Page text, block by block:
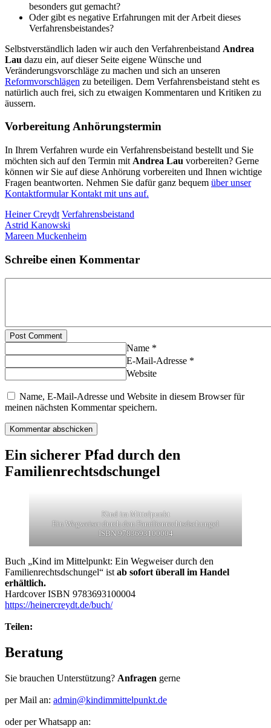
besonders gut gemacht?
Oder gibt es negative Erfahrungen mit der Arbeit dieses
Verfahrensbeistandes?
Selbstverständlich laden wir auch den Verfahrenbeistand Andrea
Lau dazu ein, auf dieser Seite eigene Wünsche und
Veränderungsvorschläge zu machen und sich an unseren
Reformvorschlägen zu beteiligen. Dem Verfahrensbeistand steht es
natürlich auch frei, sich zu etwaigen Kommentaren und Kritiken zu
äussern.
Vorbereitung Anhörungstermin
In Ihrem Verfahren wurde ein Verfahrensbeistand bestellt und Sie
möchten sich auf den Termin mit Andrea Lau vorbereiten? Gerne
können wir Sie auf diese Anhörung vorbereiten und Ihnen wichtige
Fragen beantworten. Nehmen Sie dafür ganz bequem über unser
Kontaktformular Kontakt mit uns auf.
Heiner Creydt Verfahrensbeistand
Astrid Kanowski
Mareen Muckenheim
Schreibe einen Kommentar
Post Comment
Name *
E-Mail-Adresse *
Website
Name, E-Mail-Adresse und Website in diesem Browser für
meinen nächsten Kommentar speichern.
Ein sicherer Pfad durch den
Familienrechtsdschungel
Kind im Mittelpunkt
Ein Wegweiser durch den Familienrechtsdschungel
ISBN 9783693100004
Buch „Kind im Mittelpunkt: Ein Wegweiser durch den
Familienrechtsdschungel“ ist ab sofort überall im Handel
erhältlich.
Hardcover ISBN 9783693100004
https://heinercreydt.de/buch/
Teilen:
Beratung
Sie brauchen Unterstützung? Anfragen gerne
per Mail an: admin@kindimmittelpunkt.de
oder per Whatsapp an: